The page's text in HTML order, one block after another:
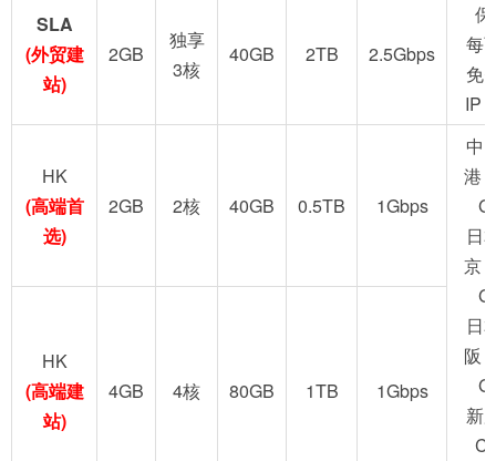
每
免
IP
SLA
(外贸建
站)
2GB
独享
3核
40GB 2TB 2.5Gbps
HK
(高端首
选)
2GB 2核 40GB 0.5TB 1Gbps
中
港
日
京
日
阪
新
HK
(高端建
站)
4GB 4核 80GB 1TB 1Gbps